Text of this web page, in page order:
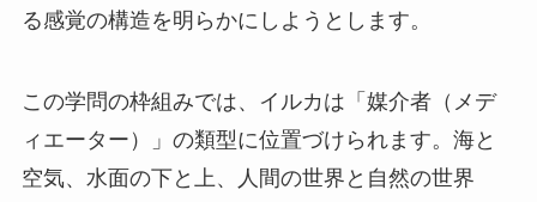
る感覚の構造を明らかにしようとします。
この学問の枠組みでは、イルカは「媒介者（メデ
ィエーター）」の類型に位置づけられます。海と
空気、水面の下と上、人間の世界と自然の世界